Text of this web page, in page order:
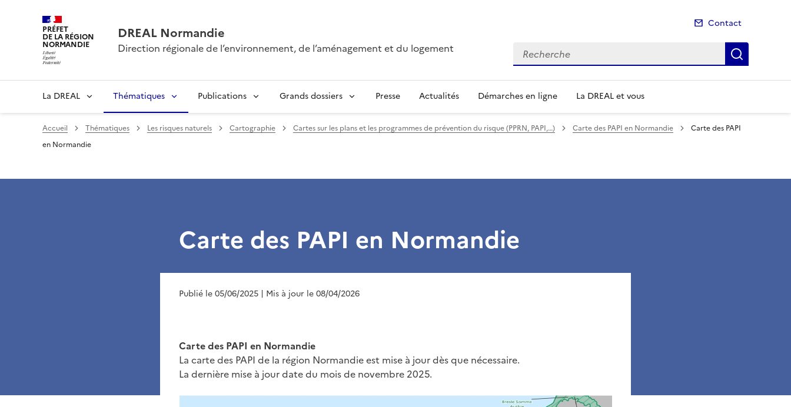
PRÉFET
DE LA RÉGION
NORMANDIE
DREAL Normandie
Direction régionale de l’environnement, de l’aménagement et du logement
Contact
Recherche
La DREAL Thématiques Publications Grands dossiers Presse Actualités Démarches en ligne La DREAL et vous
Accueil Thématiques Les risques naturels Cartographie Cartes sur les plans et les programmes de prévention du risque (PPRN, PAPI,…) Carte des PAPI en Normandie
Carte des PAPI
en Normandie
Carte des PAPI en Normandie
Publié le 05/06/2025 | Mis à jour le 08/04/2026
Carte des PAPI en Normandie
La carte des PAPI de la région Normandie est mise à jour dès que nécessaire.
La dernière mise à jour date du mois de novembre 2025.